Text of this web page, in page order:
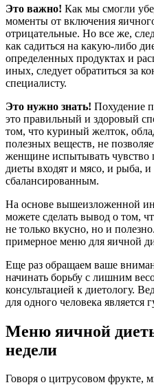
Это важно! Как мы смогли
моменты от включения
отрицательные. Но все же,
как садиться на какую-либо
определенных продуктах и
иных, следует обратиться за
специалисту.
Это нужно знать! Похудение
это правильный и здоровый
том, что куриный желток,
полезных веществ, не
женщине испытывать
диеты входят и мясо, и рыба,
сбалансированным.
На основе вышеизложенной
можете сделать вывод о том,
не только вкусно, но и
примерное меню для яичной
Еще раз обращаем ваше
начинать борьбу с лишним
консультацией к диетологу.
для одного человека является
Меню яичной
недели
Говоря о цитрусовом фрукте,